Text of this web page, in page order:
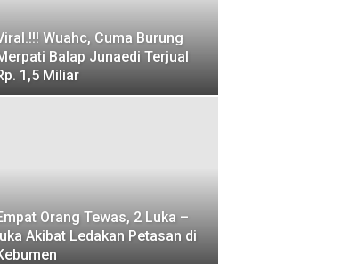
Wuahc, Cuma Burung
Balap Junaedi Terjual
1,5 Miliar
Orang Tewas, 2 Luka –
Akibat Ledakan Petasan di